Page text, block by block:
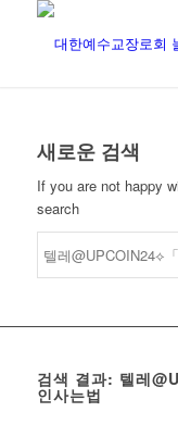
새로운 검색
If you are not happy
search
검색 결과: 텔레
인사는법